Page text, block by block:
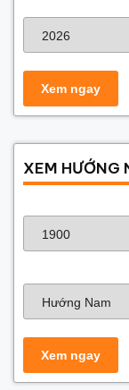
XEM HƯỚNG